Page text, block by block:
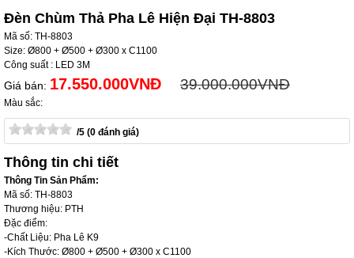
Đèn Chùm Thả Pha Lê Hiện Đại TH-8803
Mã số: TH-8803
Size: Ø800 + Ø500 + Ø300 x C1100
Công suất : LED 3M
Giá bán: 17.550.000VNĐ 39.000.000VNĐ
Màu sắc:
/5 (0 đánh giá)
Thông tin chi tiết
Thông Tin Sản Phẩm:
Mã số: TH-8803
Thương hiệu: PTH
Đặc điểm:
-Chất Liệu: Pha Lê K9
-Kích Thước: Ø800 + Ø500 + Ø300 x C1100